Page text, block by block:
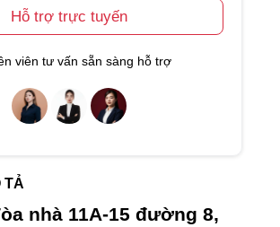
Hỗ trợ trực tuyến
viên tư vấn sẵn sàng hỗ trợ
TẢ
nhà 11A-15 đường 8,